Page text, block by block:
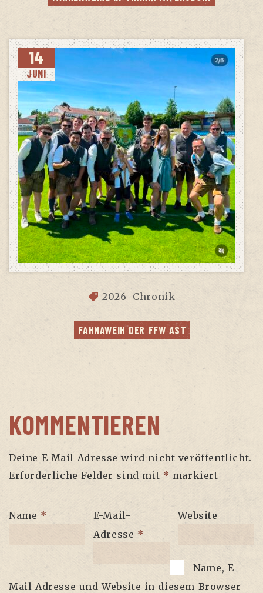
14
JUNI
2026 Chronik
FAHN­AWEIH DER FFW AST
KOMMENTIEREN
Deine E-Mail-Adresse wird nicht veröffentlicht.
Erforderliche Felder sind mit * markiert
Name *
E-Mail-
Adresse *
Website
Name, E-
Mail-Adresse und Website in diesem Browser